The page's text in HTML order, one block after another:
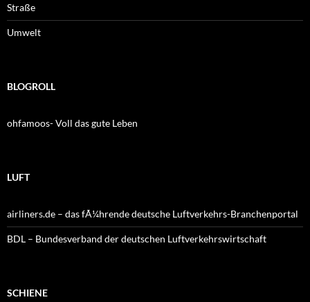
Straße
Umwelt
BLOGROLL
ohfamoos- Voll das gute Leben
LUFT
airliners.de – das fÃ¼hrende deutsche Luftverkehrs-Branchenportal
BDL – Bundesverband der deutschen Luftverkehrswirtschaft
SCHIENE